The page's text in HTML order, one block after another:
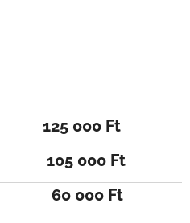
125 000 Ft
105 000 Ft
60 000 Ft